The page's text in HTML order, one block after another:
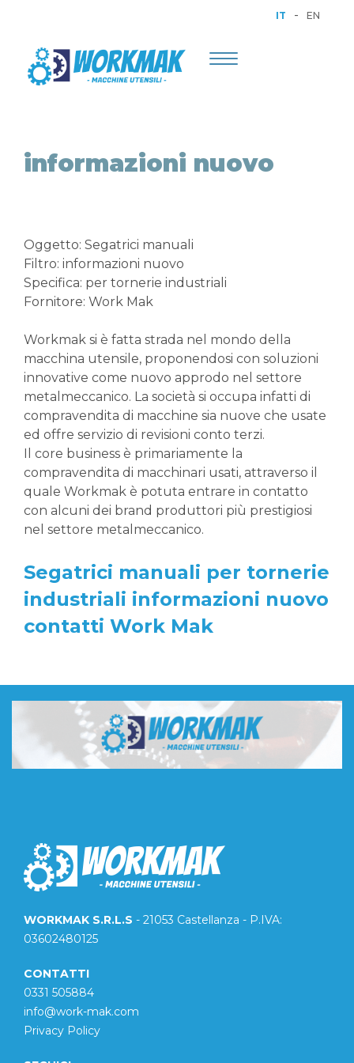
IT - EN
Toggle
informazioni nuovo
Oggetto: Segatrici manuali
Filtro: informazioni nuovo
Specifica: per tornerie industriali
Fornitore: Work Mak
Workmak si è fatta strada nel mondo della
macchina utensile, proponendosi con soluzioni
innovative come nuovo approdo nel settore
metalmeccanico. La società si occupa infatti di
compravendita di macchine sia nuove che usate
ed offre servizio di revisioni conto terzi.
Il core business è primariamente la
compravendita di macchinari usati, attraverso il
quale Workmak è potuta entrare in contatto
con alcuni dei brand produttori più prestigiosi
nel settore metalmeccanico.
Segatrici manuali per tornerie
industriali informazioni nuovo
contatti Work Mak
WORKMAK S.R.L.S - 21053 Castellanza - P.IVA:
03602480125
CONTATTI
0331 505884
info@work-mak.com
Privacy Policy